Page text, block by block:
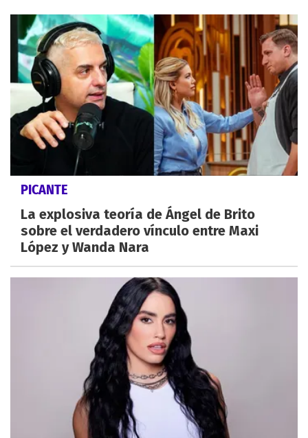
PICANTE
La explosiva teoría de Ángel de Brito
sobre el verdadero vínculo entre Maxi
López y Wanda Nara